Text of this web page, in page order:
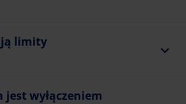
limity
jest wyłączeniem